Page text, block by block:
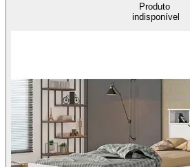
Produto
indisponível